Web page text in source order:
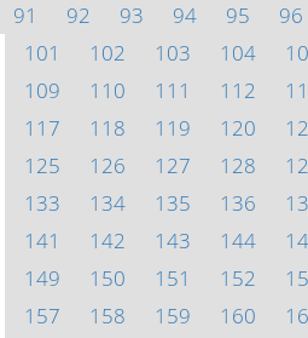
91
92 93 94 95 96
101
102 103 104
109
110 111 112
117
118 119 120
125
126 127 128
133
134 135 136
141
142 143 144
149
150 151 152
157
158 159 160